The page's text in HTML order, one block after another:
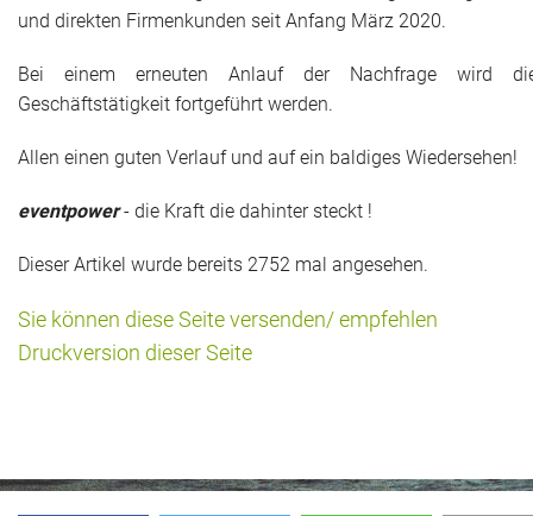
Das war 2015
Das war 2014
Das war 2012
Das war 2009
Projekte + Kunden
und direkten Firmenkunden seit Anfang März 2020.
Bei einem erneuten Anlauf der Nachfrage wird
Geschäftstätigkeit fortgeführt werden.
Allen einen guten Verlauf und auf ein baldiges Wiedersehen!
eventpower - die Kraft die dahinter steckt !
Dieser Artikel wurde bereits 2752 mal angesehen.
Sie können diese Seite versenden/ empfehlen
Druckversion dieser Seite